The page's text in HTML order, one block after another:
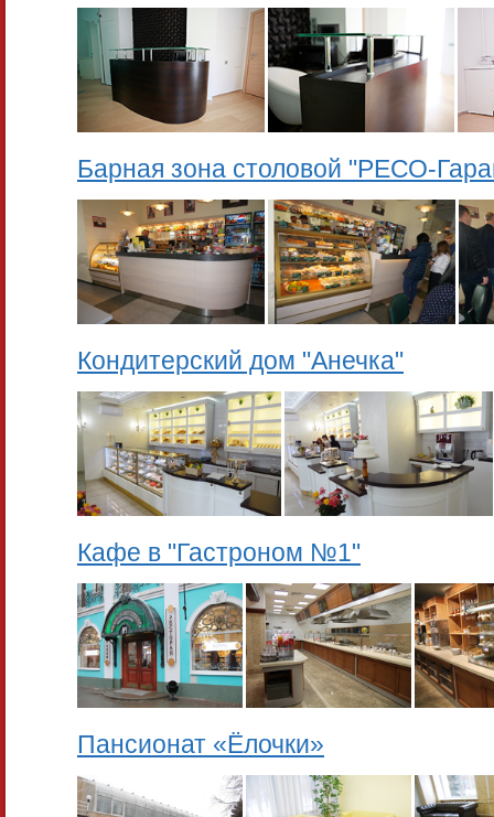
Барная зона столовой "РЕСО-
Кондитерский дом "Анечка"
Кафе в "Гастроном №1"
Пансионат «Ёлочки»